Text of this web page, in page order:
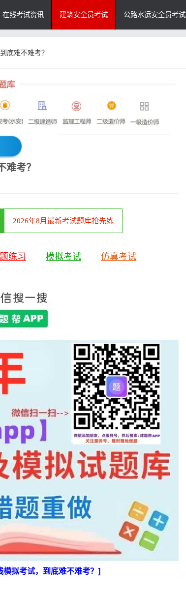
在线考试资讯 建筑安全员考试 公路水运安全员考试
底难不难考？
考？
2026年8月最新考试题库抢先练
练习 模拟考试 仿真考试
拟考试，到底难不难考？]